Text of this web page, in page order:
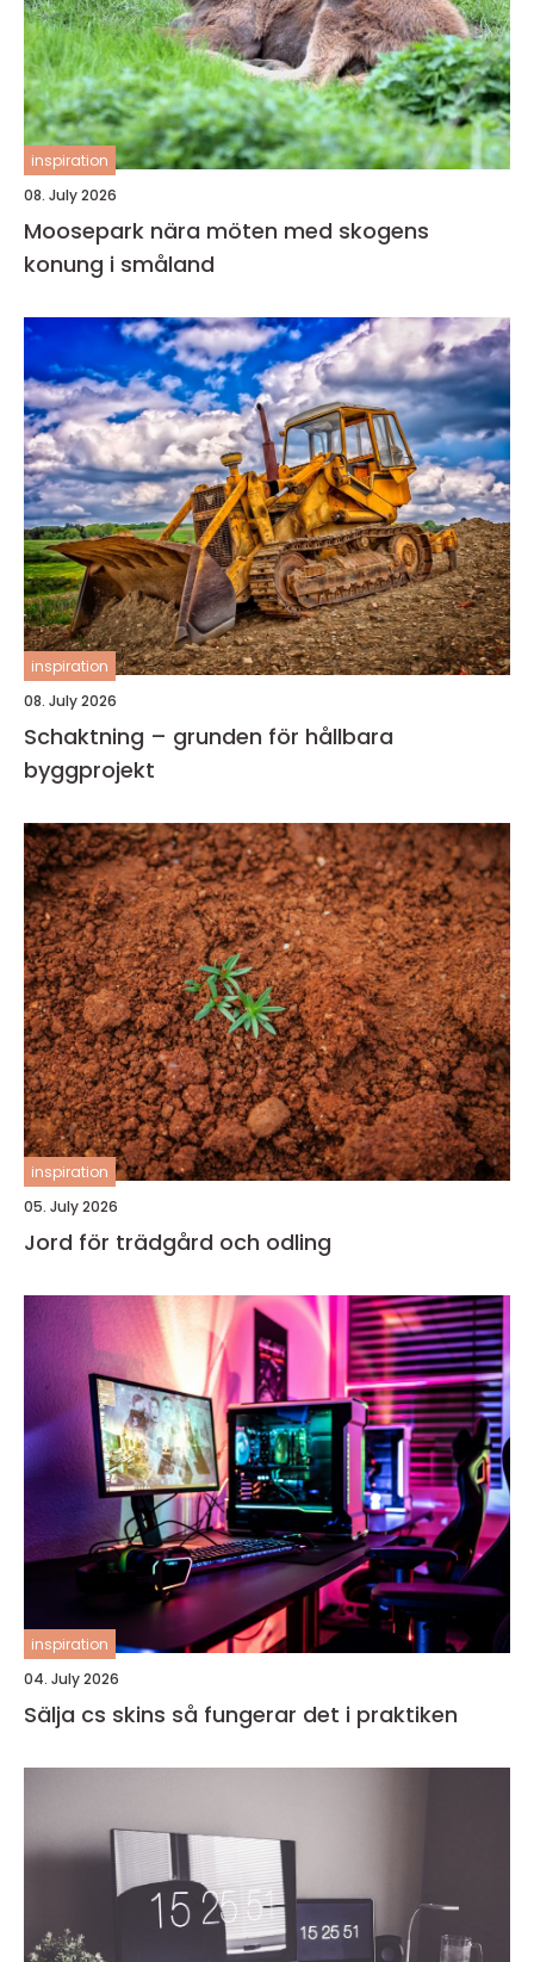
inspiration
08. July 2026
Moosepark nära möten med skogens
konung i småland
inspiration
08. July 2026
Schaktning – grunden för hållbara
byggprojekt
inspiration
05. July 2026
Jord för trädgård och odling
inspiration
04. July 2026
Sälja cs skins så fungerar det i praktiken